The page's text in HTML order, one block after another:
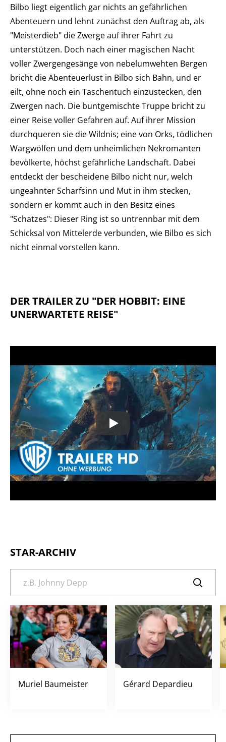
Bilbo liegt eigentlich gar nichts an gefährlichen
Abenteuern und lehnt zunächst den Auftrag ab, als
"Meisterdieb" die Zwerge auf ihrer Fahrt zu
unterstützen. Doch nach einer magischen Nacht
voller Zwergengesänge von nebelumwehten Bergen
bricht die Abenteuerlust in Bilbo sich Bahn, und er
eilt, ohne noch ein Taschentuch einzustecken, den
Zwergen nach. Die buntgemischte Truppe bricht zu
einer Reise voller Gefahren auf. Auf ihrer Mission
durchqueren sie die Wildnis; eine von Orks, tödlichen
Wargwölfen und dem unheimlichen Nekromanten
bevölkerte, höchst gefährliche Landschaft. Dabei
entdeckt der bescheidene Bilbo nicht nur, welch
ungeahnter Scharfsinn und Mut in ihm stecken,
sondern er kommt auch in den Besitz eines
"Schatzes": Dieser Ring ist so untrennbar mit dem
Schicksal von Mittelerde verbunden, wie Bilbo es sich
nicht einmal vorstellen kann.
DER TRAILER ZU "DER HOBBIT: EINE
UNERWARTETE REISE"
STAR-ARCHIV
Muriel Baumeister Gérard Depardieu